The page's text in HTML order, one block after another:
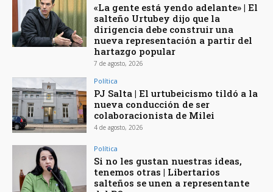
«La gente está yendo adelante» | El
salteño Urtubey dijo que la
dirigencia debe construir una
nueva representación a partir del
hartazgo popular
7 de agosto, 2026
Política
PJ Salta | El urtubeicismo tildó a la
nueva conducción de ser
colaboracionista de Milei
4 de agosto, 2026
Política
Si no les gustan nuestras ideas,
tenemos otras | Libertarios
salteños se unen a representante